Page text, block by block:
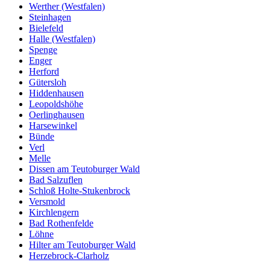
Werther (Westfalen)
Steinhagen
Bielefeld
Halle (Westfalen)
Spenge
Enger
Herford
Gütersloh
Hiddenhausen
Leopoldshöhe
Oerlinghausen
Harsewinkel
Bünde
Verl
Melle
Dissen am Teutoburger Wald
Bad Salzuflen
Schloß Holte-Stukenbrock
Versmold
Kirchlengern
Bad Rothenfelde
Löhne
Hilter am Teutoburger Wald
Herzebrock-Clarholz